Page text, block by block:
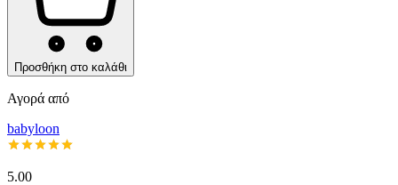
Προσθήκη στο καλάθι
Αγορά από
babyloon
5.00